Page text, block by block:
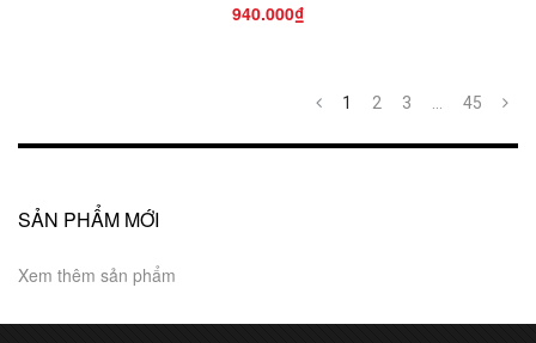
940.000₫
1 2 3 45
SẢN PHẨM MỚI
Xem thêm sản phẩm